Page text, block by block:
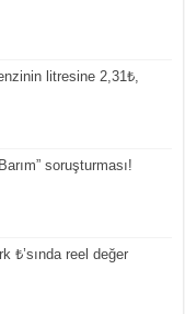
litresine 2,31₺,
soruşturması!
₺’sında reel değer